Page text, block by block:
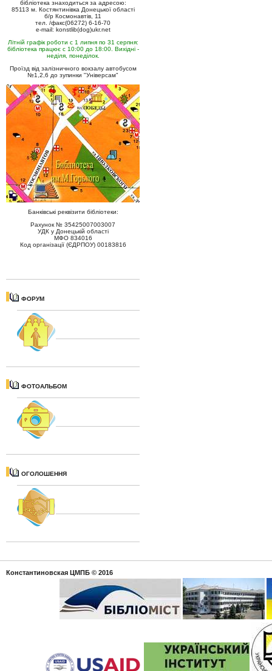
бібліотека знаходиться за адресою:
85113 м. Костянтинівка Донецької області
б/р Космонавтів, 11
тел. /факс(06272) 6-16-70
e-mail: konstlib(dog)ukr.net
Літній графік роботи с 1 липня по 31 серпня:
бібліотека працює с 10:00 до 18:00. Вихідні -
неділя, понеділок.
Проїзд від залізничного вокзалу автобусом
№1,2,6 до зупинки "Універсам"
Банківські реквізити бібліотеки:
Рахунок № 35425007003007
УДК у Донецькій області
МФО 834016
Код організації (ЄДРПОУ) 00183816
ФОРУМ
ФОТОАЛЬБОМ
ОГОЛОШЕННЯ
Константиновская ЦМПБ © 2016